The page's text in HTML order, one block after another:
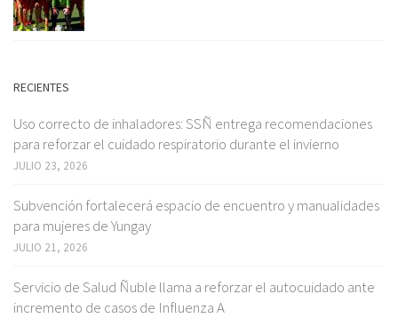
RECIENTES
Uso correcto de inhaladores: SSÑ entrega recomendaciones
para reforzar el cuidado respiratorio durante el invierno
JULIO 23, 2026
Subvención fortalecerá espacio de encuentro y manualidades
para mujeres de Yungay
JULIO 21, 2026
Servicio de Salud Ñuble llama a reforzar el autocuidado ante
incremento de casos de Influenza A